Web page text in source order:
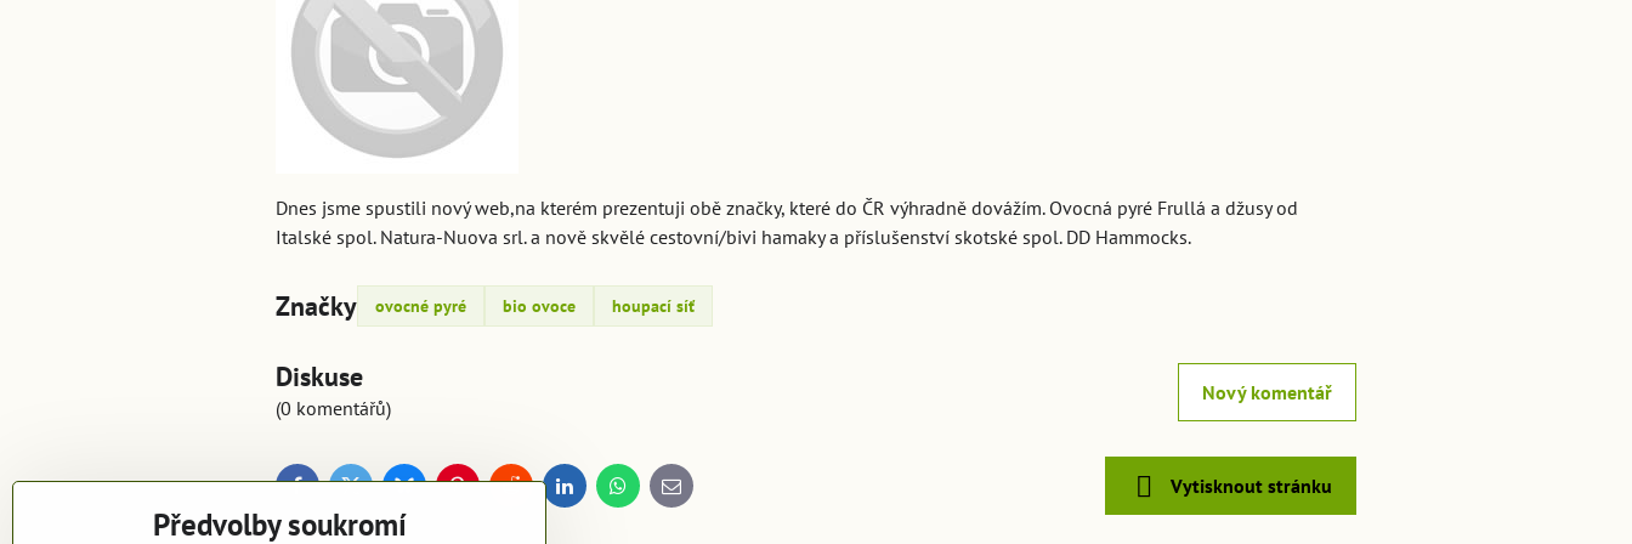
Dnes jsme spustili nový web,na kterém prezentuji obě značky, které do ČR výhradně dovážím. Ovocná pyré Frullá a džusy od
Italské spol. Natura-Nuova srl. a nově skvělé cestovní/bivi hamaky a příslušenství skotské spol. DD Hammocks.
Značky ovocné pyré bio ovoce houpací síť
Diskuse
(0 komentářů)
Nový komentář
RedditLinkedInWhatsApp
E-
mail
Vytisknout stránku
Předvolby soukromí